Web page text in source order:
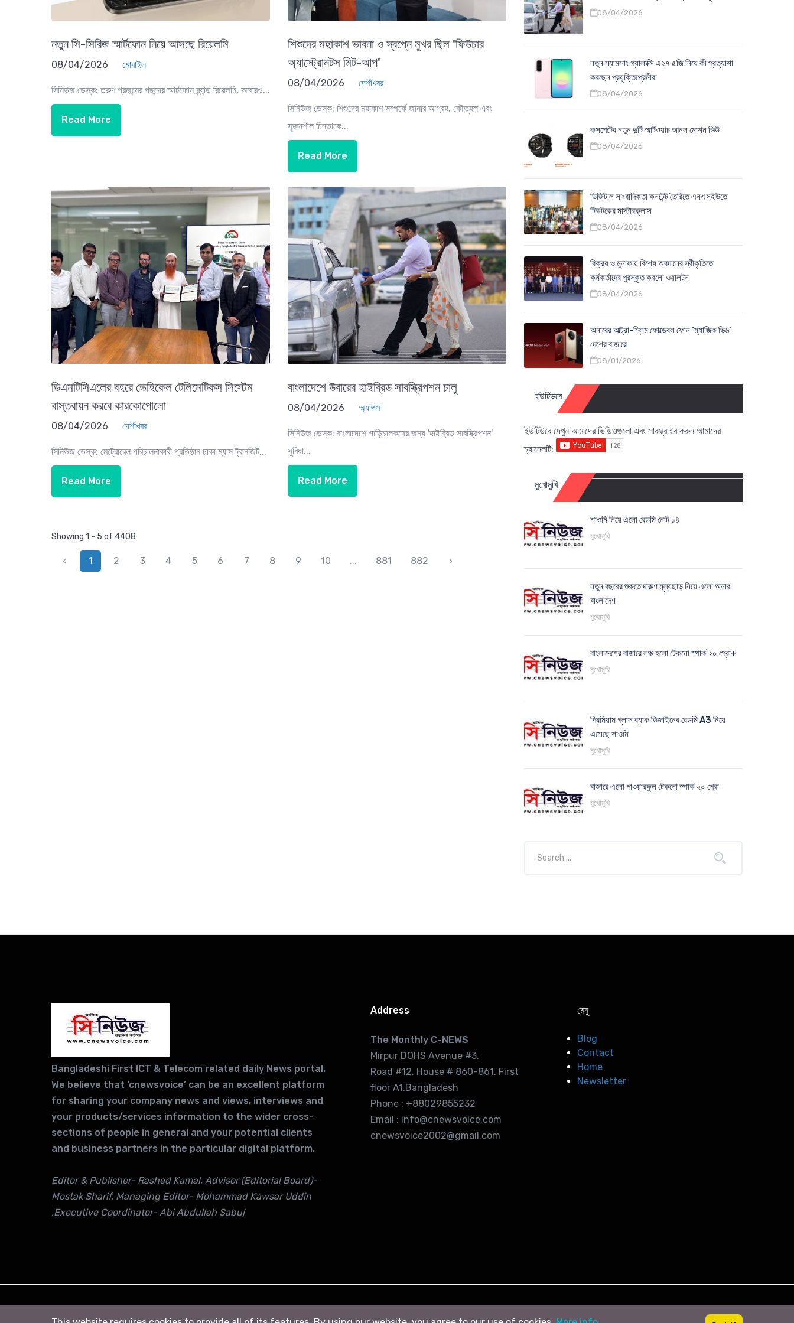
নতুন সি-সিরিজ স্মার্টফোন নিয়ে আসছে রিয়েলমি
08/04/2026 মোবাইল
সিনিউজ ডেস্ক: তরুণ প্রজন্মের পছন্দের স্মার্টফোন ব্র্যান্ড রিয়েলমি, আবারও...
Read More
শিশুদের মহাকাশ ভাবনা ও স্বপ্নে মুখর ছিল 'ফিউচার
অ্যাস্ট্রোনটস মিট-আপ'
08/04/2026 দেশীখবর
সিনিউজ ডেস্ক: শিশুদের মহাকাশ সম্পর্কে জানার আগ্রহ, কৌতূহল এবং
সৃজনশীল চিন্তাকে...
Read More
ডিএমটিসিএলের বহরে ভেহিকেল টেলিমেটিকস সিস্টেম
বাস্তবায়ন করবে কারকোপোলো
08/04/2026 দেশীখবর
সিনিউজ ডেস্ক: মেট্রোরেল পরিচালনাকারী প্রতিষ্ঠান ঢাকা ম্যাস ট্রানজিট...
Read More
বাংলাদেশে উবারের হাইব্রিড সাবস্ক্রিপশন চালু
08/04/2026 অ্যাপস
সিনিউজ ডেস্ক: বাংলাদেশে গাড়িচালকদের জন্য 'হাইব্রিড সাবস্ক্রিপশন'
সুবিধা...
Read More
Showing 1 - 5 of 4408
‹ 1 2 3 4 5 6 7 8 9 10 ... 881 882 ›
08/04/2026
নতুন স্যামসাং গ্যালাক্সি এ২৭ ৫জি নিয়ে কী প্রত্যাশা
করছেন প্রযুক্তিপ্রেমীরা
08/04/2026
কসপেটের নতুন দুটি স্মার্টওয়াচ আনল মোশন ভিউ
08/04/2026
ডিজিটাল সাংবাদিকতা কনটেন্ট তৈরিতে এনএসইউতে
টিকটকের মাস্টারক্লাস
08/04/2026
বিক্রয় ও মুনাফায় বিশেষ অবদানের স্বীকৃতিতে
কর্মকর্তাদের পুরস্কৃত করলো ওয়ালটন
08/04/2026
অনারের আল্ট্রা-স্লিম ফোল্ডেবল ফোন ‘ম্যাজিক ভি৬’
দেশের বাজারে
08/01/2026
ইউটিউবে
ইউটিউবে দেখুন আমাদের ভিডিওগুলো এবং সাবস্ক্রাইব করুন আমাদের
চ্যানেলটি:
মুখোমুখি
শাওমি নিয়ে এলো রেডমি নোট ১৪
মুখোমুখি
নতুন বছরের শুরুতে দারুণ মূল্যছাড় নিয়ে এলো অনার
বাংলাদেশ
মুখোমুখি
বাংলাদেশের বাজারে লঞ্চ হলো টেকনো স্পার্ক ২০ প্রো+
মুখোমুখি
প্রিমিয়াম গ্লাস ব্যাক ডিজাইনের রেডমি A3 নিয়ে
এসেছে শাওমি
মুখোমুখি
বাজারে এলো পাওয়ারফুল টেকনো স্পার্ক ২০ প্রো
মুখোমুখি
Bangladeshi First ICT & Telecom related daily News portal.
We believe that ‘cnewsvoice’ can be an excellent platform
for sharing your company news and views, interviews and
your products/services information to the wider cross-
sections of people in general and your potential clients
and business partners in the particular digital platform.
Editor & Publisher- Rashed Kamal, Advisor (Editorial Board)-
Mostak Sharif, Managing Editor- Mohammad Kawsar Uddin
,Executive Coordinator- Abi Abdullah Sabuj
Address
The Monthly C-NEWS
Mirpur DOHS Avenue #3.
Road #12. House # 860-861. First
floor A1,Bangladesh
Phone : +88029855232
Email : info@cnewsvoice.com
cnewsvoice2002@gmail.com
মেনু
Blog
Contact
Home
Newsletter